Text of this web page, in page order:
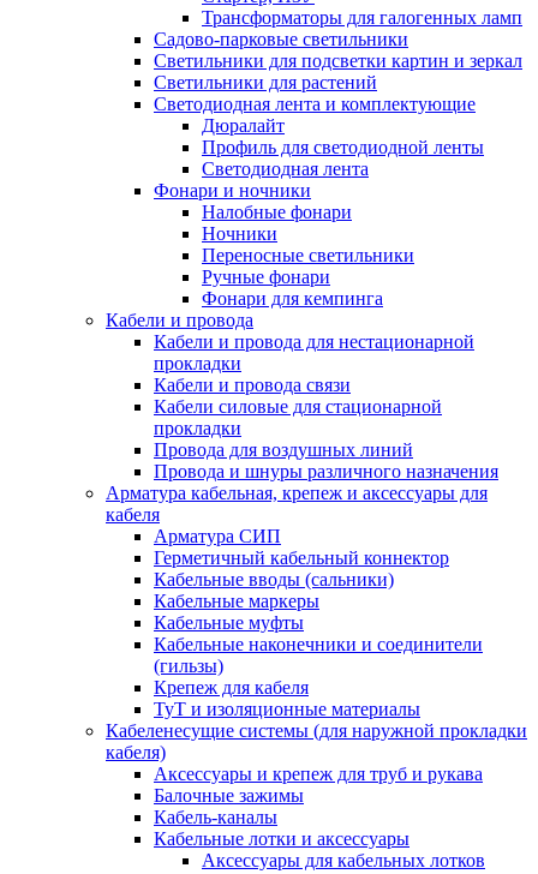
Трансформаторы для галогенных ламп
Садово-парковые светильники
Светильники для подсветки картин и зеркал
Светильники для растений
Светодиодная лента и комплектующие
Дюралайт
Профиль для светодиодной ленты
Светодиодная лента
Фонари и ночники
Налобные фонари
Ночники
Переносные светильники
Ручные фонари
Фонари для кемпинга
Кабели и провода
Кабели и провода для нестационарной
прокладки
Кабели и провода связи
Кабели силовые для стационарной
прокладки
Провода для воздушных линий
Провода и шнуры различного назначения
Арматура кабельная, крепеж и аксессуары для
кабеля
Арматура СИП
Герметичный кабельный коннектор
Кабельные вводы (сальники)
Кабельные маркеры
Кабельные муфты
Кабельные наконечники и соединители
(гильзы)
Крепеж для кабеля
ТуТ и изоляционные материалы
Кабеленесущие системы (для наружной прокладки
кабеля)
Аксессуары и крепеж для труб и рукава
Балочные зажимы
Кабель-каналы
Кабельные лотки и аксессуары
Аксессуары для кабельных лотков